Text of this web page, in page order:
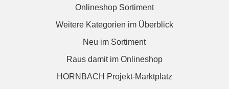
Onlineshop Sortiment
Weitere Kategorien im Überblick
Neu im Sortiment
Raus damit im Onlineshop
HORNBACH Projekt-Marktplatz